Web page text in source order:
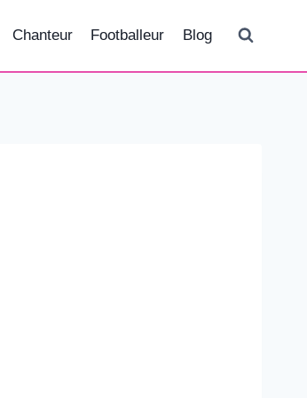
Chanteur Footballeur Blog